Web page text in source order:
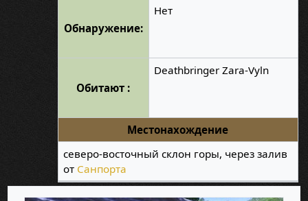
Обнаружение:
Нет
Обитают :
Deathbringer Zara-Vyln
Местонахождение
северо-восточный склон горы, через залив
от Санпорта